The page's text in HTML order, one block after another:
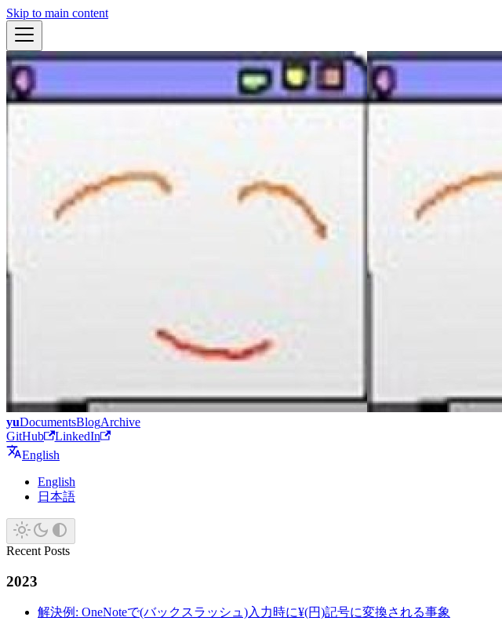
Skip to main content
yuDocumentsBlogArchive
GitHub
LinkedIn
English
English
日本語
Recent Posts
2023
解決例: OneNoteで(バックスラッシュ)入力時に¥(円)記号に変換される事象